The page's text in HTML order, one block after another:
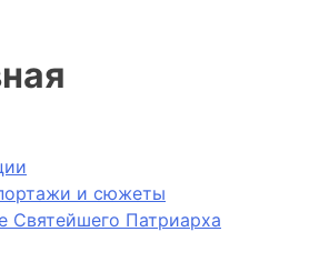
и сюжеты
Святейшего Патриарха